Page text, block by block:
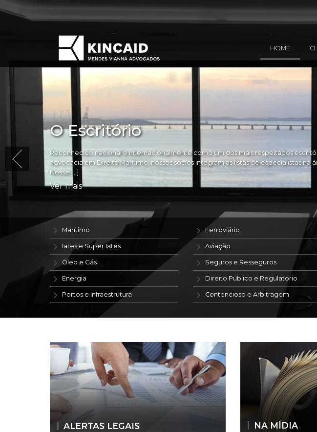
HOME O
O Escritório
Reconhecido nacional e internacionalmente como um dos mais respeitados
advocacia em Direito Marítimo, nossos sócios integram as listas de especialistas na
Nossa […]
Ver mais
Marítimo
Iates e Super Iates
Óleo e Gás
Energia
Portos e Infraestrutura
Ferroviário
Aviação
Seguros e Resseguros
Direito Público e Regulatório
Contencioso e Arbitragem
ALERTAS LEGAIS NA MÍDIA